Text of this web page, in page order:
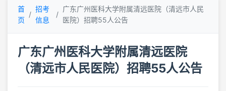
首
页
招考
信息
广东广州医科大学附属清远医院（清远市人民
医院）招聘55人公告
广东广州医科大学附属清远医院
（清远市人民医院）招聘55人公告